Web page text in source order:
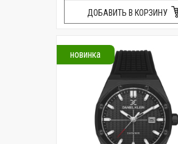
ДОБАВИТЬ В КОРЗИНУ
новинка